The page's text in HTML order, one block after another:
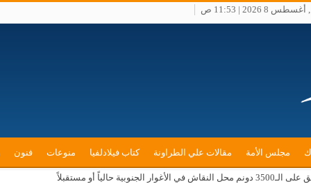
8 2026 | 11:53 ص
مجلس الأمة مقالات علي الطراونة كتاب فيلادلفيا منوعات فنون
حالياً أو مستقبلاً